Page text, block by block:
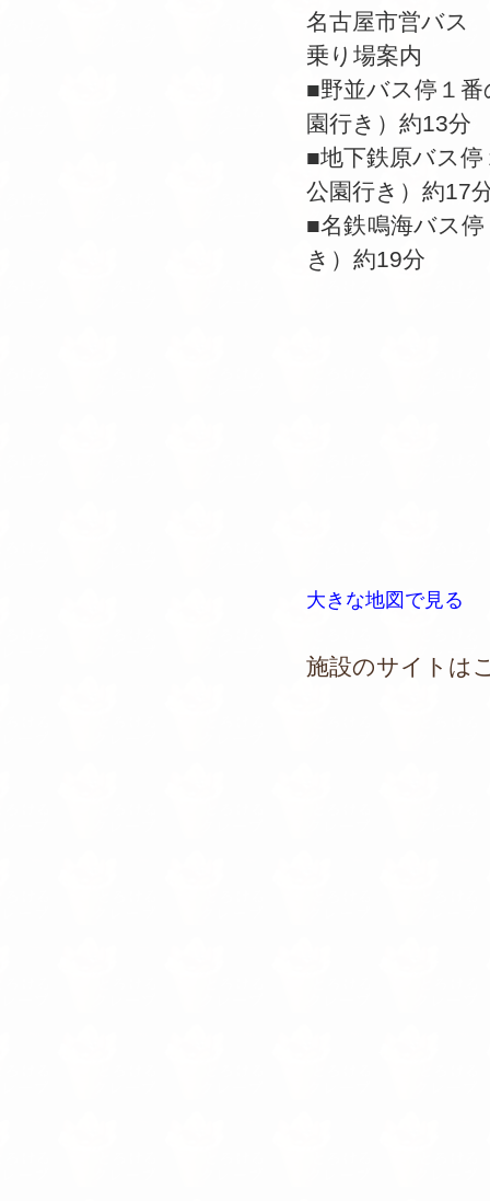
名古屋市営バス
乗り場案内
■野並バス停１
園行き）約13分
■地下鉄原バス
公園行き）約17
■名鉄鳴海バス
き）約19分
大きな地図で見る
施設のサイトは